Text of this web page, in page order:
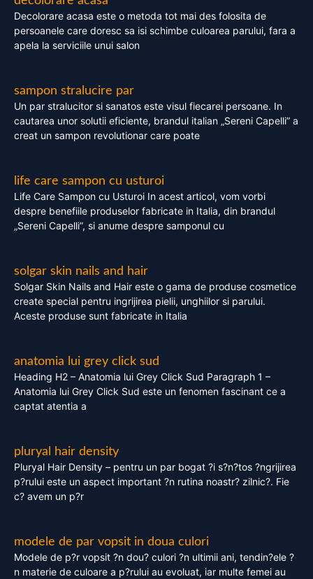
Decolorare acasa este o metoda tot mai des folosita de
persoanele care doresc sa isi schimbe culoarea parului, fara a
apela la serviciile unui salon
sampon stralucire par
Un par stralucitor si sanatos este visul fiecarei persoane. In
cautarea unor solutii eficiente, brandul italian „Sereni Capelli” a
creat un sampon revolutionar care poate
life care sampon cu usturoi
Life Care Sampon cu Usturoi In acest articol, vom vorbi
despre benefiile produselor fabricate in Italia, din brandul
„Sereni Capelli”, si anume despre samponul cu
solgar skin nails and hair
Solgar Skin Nails and Hair este o gama de produse cosmetice
create special pentru ingrijirea pielii, unghiilor si parului.
Aceste produse sunt fabricate in Italia
anatomia lui grey click sud
Heading H2 – Anatomia lui Grey Click Sud Paragraph 1 –
Anatomia lui Grey Click Sud este un fenomen fascinant ce a
captat atentia a
pluryal hair density
Pluryal Hair Density – pentru un par bogat ?i s?n?tos ?ngrijirea
p?rului este un aspect important ?n rutina noastr? zilnic?. Fie
c? avem un p?r
modele de par vopsit in doua culori
Modele de p?r vopsit ?n dou? culori ?n ultimii ani, tendin?ele ?
n materie de culoare a p?rului au evoluat, iar multe femei au